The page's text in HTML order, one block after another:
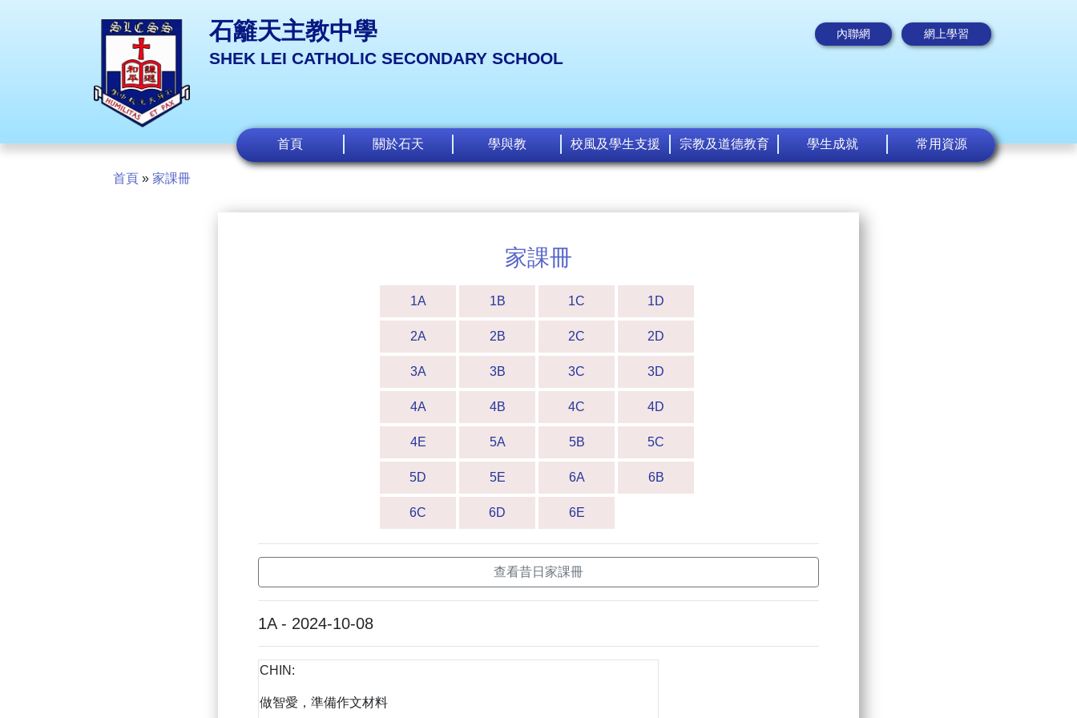
石籬天主教中學
SHEK LEI CATHOLIC SECONDARY SCHOOL
內聯網 網上學習
首頁 關於石天 學與教 校風及學生支援 宗教及道德教育 學生成就 常用資源
首頁 » 家課冊
家課冊
1A 1B 1C 1D
2A 2B 2C 2D
3A 3B 3C 3D
4A 4B 4C 4D
4E 5A 5B 5C
5D 5E 6A 6B
6C 6D 6E
查看昔日家課冊
1A - 2024-10-08
CHIN:
做智愛，準備作文材料